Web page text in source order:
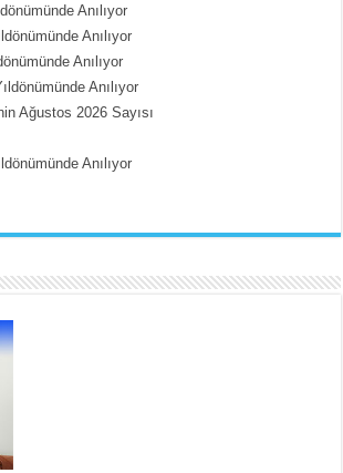
Maskeler...
ÇETİNKAYA
Anılıyor
Anılıyor
Anılıyor
Anılıyor
Ağustos 2026 Sayısı
Anılıyor